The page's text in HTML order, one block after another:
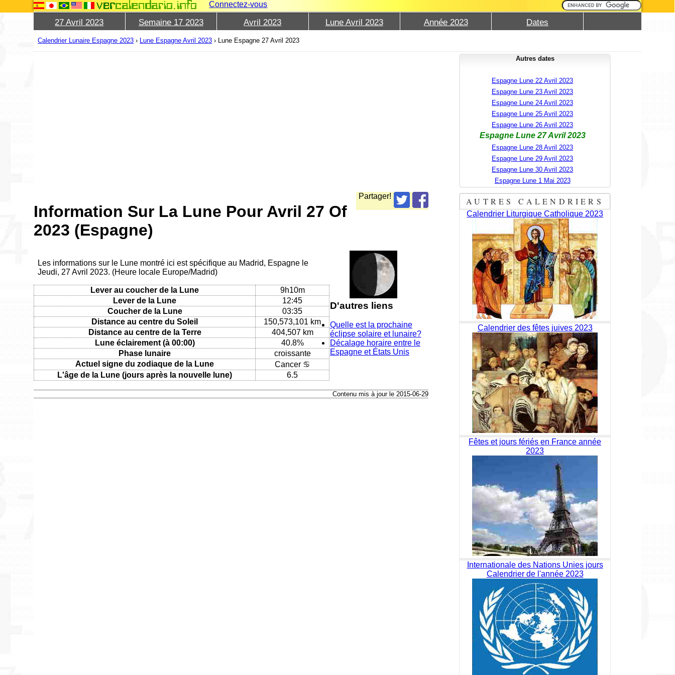
Connectez-vous
27 Avril 2023 Semaine 17 2023 Avril 2023 Lune Avril 2023 Année 2023 Dates
Calendrier Lunaire Espagne 2023 › Lune Espagne Avril 2023 › Lune Espagne 27 Avril 2023
Partager!
Information Sur La Lune Pour Avril 27 Of
2023 (Espagne)
Les informations sur le Lune montré ici est spécifique au Madrid, Espagne le
Jeudi, 27 Avril 2023. (Heure locale Europe/Madrid)
Lever au coucher de la Lune
9h10m
Lever de la Lune
12:45
Coucher de la Lune
03:35
Distance au centre du Soleil
150,573,101 km
Distance au centre de la Terre
404,507 km
Lune éclairement (à 00:00)
40.8%
Phase lunaire
croissante
Actuel signe du zodiaque de la Lune
Cancer ♋
L'âge de la Lune (jours après la nouvelle lune)
6.5
D'autres liens
Quelle est la prochaine
éclipse solaire et lunaire?
Décalage horaire entre le
Espagne et États Unis
Contenu mis à jour le 2015-06-29
Autres dates
Espagne Lune 22 Avril 2023
Espagne Lune 23 Avril 2023
Espagne Lune 24 Avril 2023
Espagne Lune 25 Avril 2023
Espagne Lune 26 Avril 2023
Espagne Lune 27 Avril 2023
Espagne Lune 28 Avril 2023
Espagne Lune 29 Avril 2023
Espagne Lune 30 Avril 2023
Espagne Lune 1 Mai 2023
AUTRES CALENDRIERS
Calendrier Liturgique Catholique 2023
Calendrier des fêtes juives 2023
Fêtes et jours fériés en France année
2023
Internationale des Nations Unies jours
Calendrier de l'année 2023